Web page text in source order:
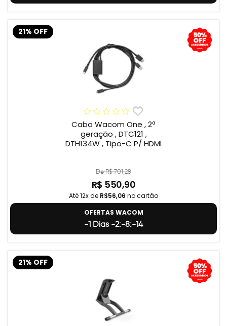
21% OFF
Cabo Wacom One , 2ª
geração , DTC121 ,
DTH134W , Tipo-C P/ HDMI
De R$ 701,28
R$ 550,90
Até 12x de R$56,06 no cartão
OFERTAS WACOM
-1 Dias -2:-8:-15
21% OFF